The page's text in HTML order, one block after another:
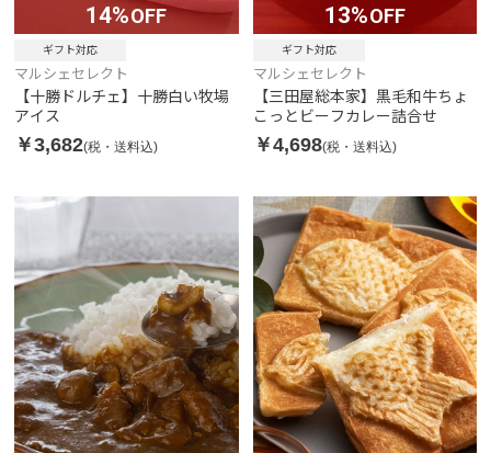
14%OFF
ギフト対応
マルシェセレクト
【十勝ドルチェ】十勝白い牧場
アイス
￥3,682(税・送料込)
13%OFF
ギフト対応
マルシェセレクト
【三田屋総本家】黒毛和牛ちょ
こっとビーフカレー詰合せ
￥4,698(税・送料込)